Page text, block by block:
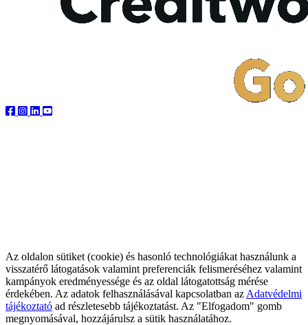
Az oldalon sütiket (cookie) és hasonló technológiákat használunk a
visszatérő látogatások valamint preferenciák felismeréséhez valamint
kampányok eredményessége és az oldal látogatottság mérése
érdekében. Az adatok felhasználásával kapcsolatban az Adatvédelmi
tájékoztató ad részletesebb tájékoztatást. Az "Elfogadom" gomb
megnyomásával, hozzájárulsz a sütik használatához.